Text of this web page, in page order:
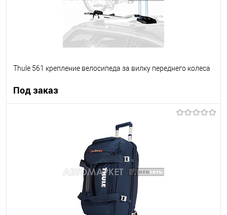
Thule 561 крепление велосипеда за вилку переднего колеса
Под заказ
Под заказ
Недоступно